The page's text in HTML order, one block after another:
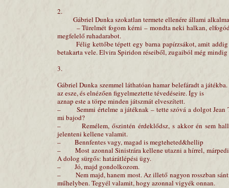
2.
Gábriel Dunka szokatlan termete ellenére állami
– Türelmét fogom kérni – mondta neki halkan,
megfelelő ruhadarabot.
Félig kettőbe tépett egy barna papírzsákot, amit addig
betakarta vele. Elvira Spiridon réseiből, zugaiból még
3.
Gábriel Dunka szemmel láthatóan hamar belefáradt a
az esze, és elnézően figyelmeztette tévedéseire. Így is
aznap este a törpe minden játszmát elveszített.
– Semmi értelme a játéknak – tette szóvá a dolgot Jean
mi bajod?
– Remélem, őszintén érdeklődsz, s akkor én sem
jelenteni kellene valamit.
– Bennfentes vagy, magad is megteheted&hellip
– Most azonnal Sinistrára kellene utazni a hírrel,
A dolog sürgős: határátlépési ügy.
– Jó, majd gondolkozom.
– Nem majd, hanem most. Az illető nagyon rosszban
műhelyben. Tegyél valamit, hogy azonnal vigyék onnan.